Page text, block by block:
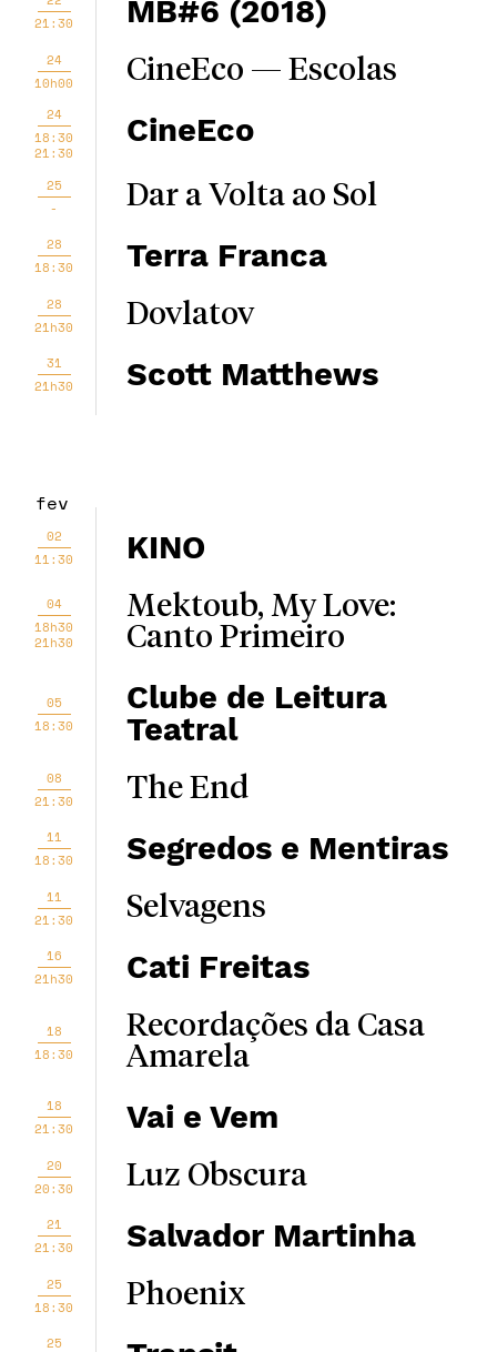
21:30
MB#6 (2018)
24
10h00
CineEco — Escolas
24
18:30
21:30
CineEco
25
-
Dar a Volta ao Sol
28
18:30
Terra Franca
28
21h30
Dovlatov
31
21h30
Scott Matthews
fev
02
11:30
KINO
04
18h30
21h30
Mektoub, My Love:
Canto Primeiro
05
18:30
Clube de Leitura
Teatral
08
21:30
The End
11
18:30
Segredos e Mentiras
11
21:30
Selvagens
16
21h30
Cati Freitas
18
18:30
Recordações da Casa
Amarela
18
21:30
Vai e Vem
20
20:30
Luz Obscura
21
21:30
Salvador Martinha
25
18:30
Phoenix
25